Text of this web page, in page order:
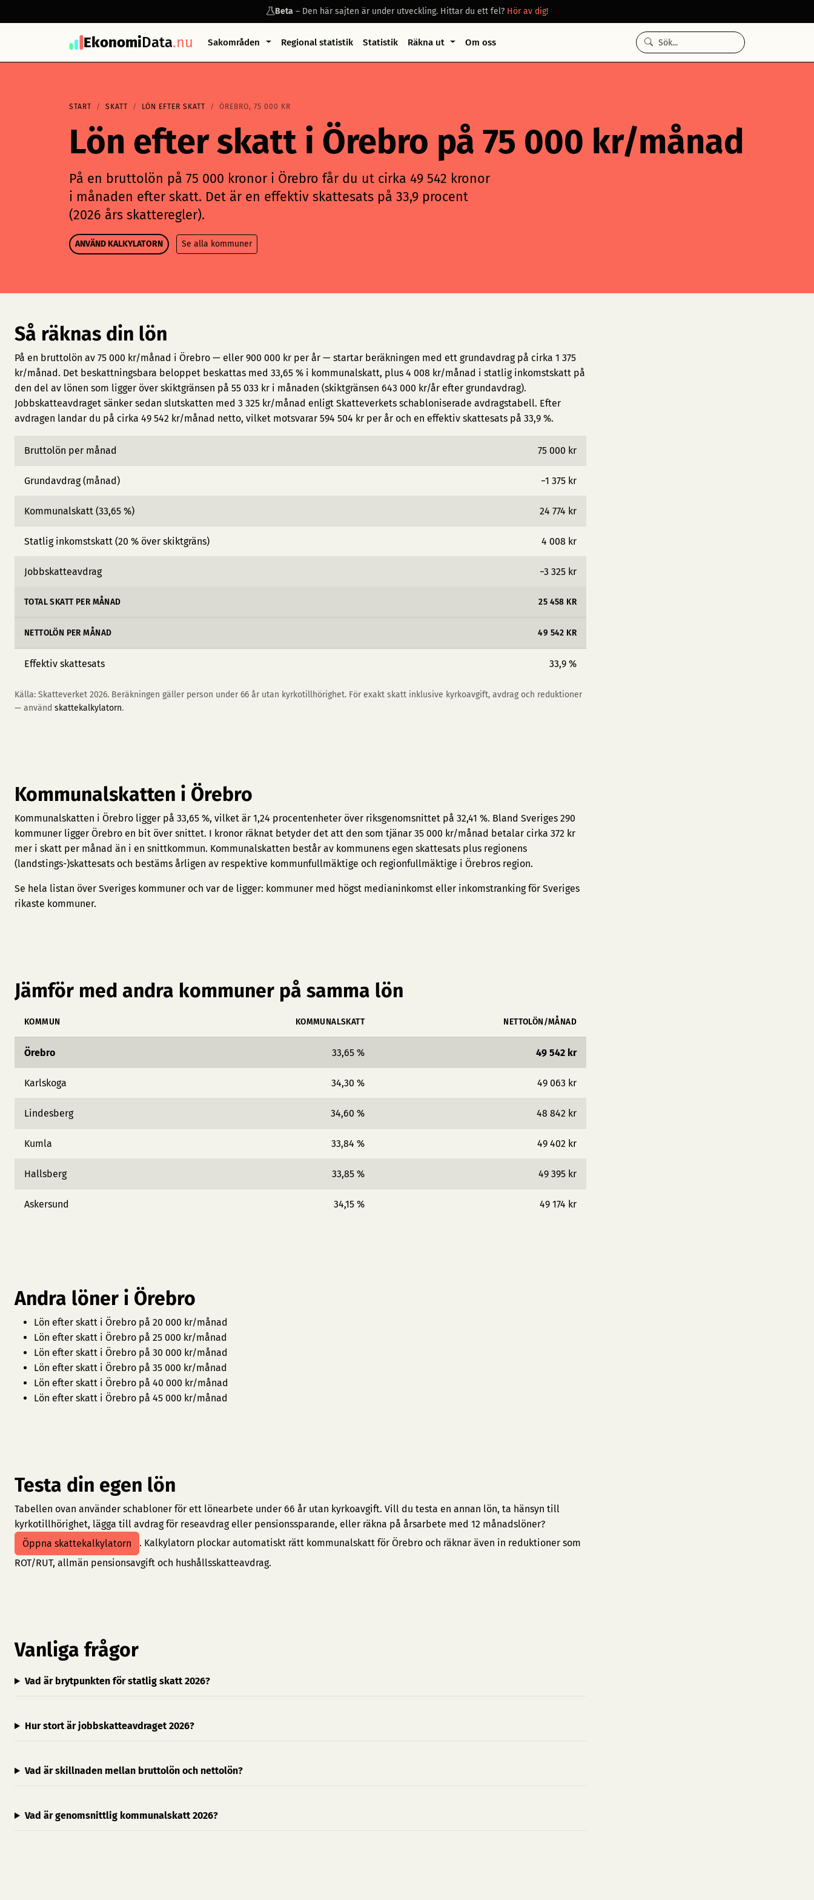
Beta– Den här sajten är under utveckling. Hittar du ett fel? Hör av dig!
EkonomiData.nu Sakområden Regional statistik Statistik Räkna ut Om oss
START SKATT LÖN EFTER SKATT ÖREBRO, 75 000 KR
Lön efter skatt i Örebro på 75 000 kr/månad
På en bruttolön på 75 000 kronor i Örebro får du ut cirka 49 542 kronor
i månaden efter skatt. Det är en effektiv skattesats på 33,9 procent
(2026 års skatteregler).
ANVÄND KALKYLATORN Se alla kommuner
Så räknas din lön
På en bruttolön av 75 000 kr/månad i Örebro — eller 900 000 kr per år — startar beräkningen med ett grundavdrag på cirka 1 375
kr/månad. Det beskattningsbara beloppet beskattas med 33,65 % i kommunalskatt, plus 4 008 kr/månad i statlig inkomstskatt på
den del av lönen som ligger över skiktgränsen på 55 033 kr i månaden (skiktgränsen 643 000 kr/år efter grundavdrag).
Jobbskatteavdraget sänker sedan slutskatten med 3 325 kr/månad enligt Skatteverkets schabloniserade avdragstabell. Efter
avdragen landar du på cirka 49 542 kr/månad netto, vilket motsvarar 594 504 kr per år och en effektiv skattesats på 33,9 %.
Bruttolön per månad 75 000 kr
Grundavdrag (månad) −1 375 kr
Kommunalskatt (33,65 %) 24 774 kr
Statlig inkomstskatt (20 % över skiktgräns) 4 008 kr
Jobbskatteavdrag −3 325 kr
TOTAL SKATT PER MÅNAD 25 458 KR
NETTOLÖN PER MÅNAD 49 542 KR
Effektiv skattesats 33,9 %
Källa: Skatteverket 2026. Beräkningen gäller person under 66 år utan kyrkotillhörighet. För exakt skatt inklusive kyrkoavgift, avdrag och reduktioner
— använd skattekalkylatorn.
Kommunalskatten i Örebro
Kommunalskatten i Örebro ligger på 33,65 %, vilket är 1,24 procentenheter över riksgenomsnittet på 32,41 %. Bland Sveriges 290
kommuner ligger Örebro en bit över snittet. I kronor räknat betyder det att den som tjänar 35 000 kr/månad betalar cirka 372 kr
mer i skatt per månad än i en snittkommun. Kommunalskatten består av kommunens egen skattesats plus regionens
(landstings-)skattesats och bestäms årligen av respektive kommunfullmäktige och regionfullmäktige i Örebros region.
Se hela listan över Sveriges kommuner och var de ligger: kommuner med högst medianinkomst eller inkomstranking för Sveriges
rikaste kommuner.
Jämför med andra kommuner på samma lön
KOMMUN KOMMUNALSKATT NETTOLÖN/MÅNAD
Örebro 33,65 % 49 542 kr
Karlskoga 34,30 % 49 063 kr
Lindesberg 34,60 % 48 842 kr
Kumla 33,84 % 49 402 kr
Hallsberg 33,85 % 49 395 kr
Askersund 34,15 % 49 174 kr
Andra löner i Örebro
Lön efter skatt i Örebro på 20 000 kr/månad
Lön efter skatt i Örebro på 25 000 kr/månad
Lön efter skatt i Örebro på 30 000 kr/månad
Lön efter skatt i Örebro på 35 000 kr/månad
Lön efter skatt i Örebro på 40 000 kr/månad
Lön efter skatt i Örebro på 45 000 kr/månad
Testa din egen lön
Tabellen ovan använder schabloner för ett lönearbete under 66 år utan kyrkoavgift. Vill du testa en annan lön, ta hänsyn till
kyrkotillhörighet, lägga till avdrag för reseavdrag eller pensionssparande, eller räkna på årsarbete med 12 månadslöner?
Öppna skattekalkylatorn
. Kalkylatorn plockar automatiskt rätt kommunalskatt för Örebro och räknar även in reduktioner som
ROT/RUT, allmän pensionsavgift och hushållsskatteavdrag.
Vanliga frågor
Vad är brytpunkten för statlig skatt 2026?
Hur stort är jobbskatteavdraget 2026?
Vad är skillnaden mellan bruttolön och nettolön?
Vad är genomsnittlig kommunalskatt 2026?